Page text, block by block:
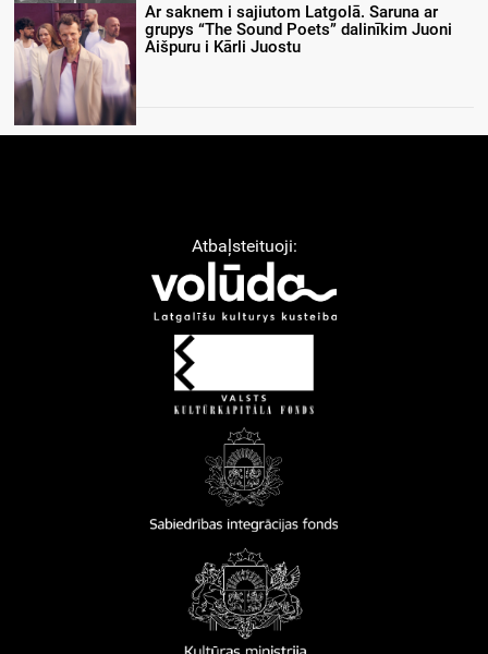
Ar saknem i sajiutom Latgolā. Saruna ar
grupys “The Sound Poets” dalinīkim Juoni
Aišpuru i Kārli Juostu
Atbaļsteituoji: